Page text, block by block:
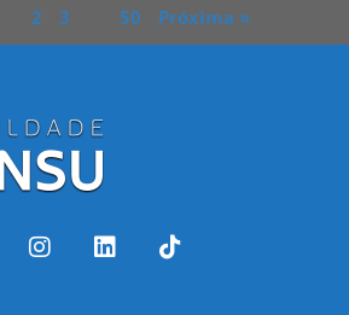
2 3 50 Próxima »